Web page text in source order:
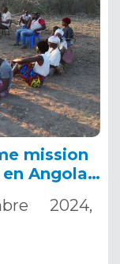
mission
Angola,
2024,